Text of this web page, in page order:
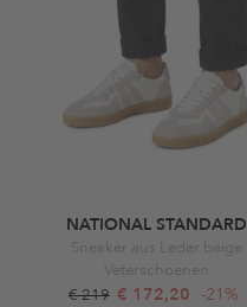
NATIONAL STANDARD
Sneaker aus Leder beige
Veterschoenen
€ 219 € 172,20 -21%